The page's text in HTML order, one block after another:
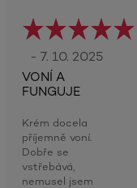
- 7. 10. 2025
VONÍ A
FUNGUJE
Krém docela
příjemně voní.
Dobře se
vstřebává,
nemusel jsem